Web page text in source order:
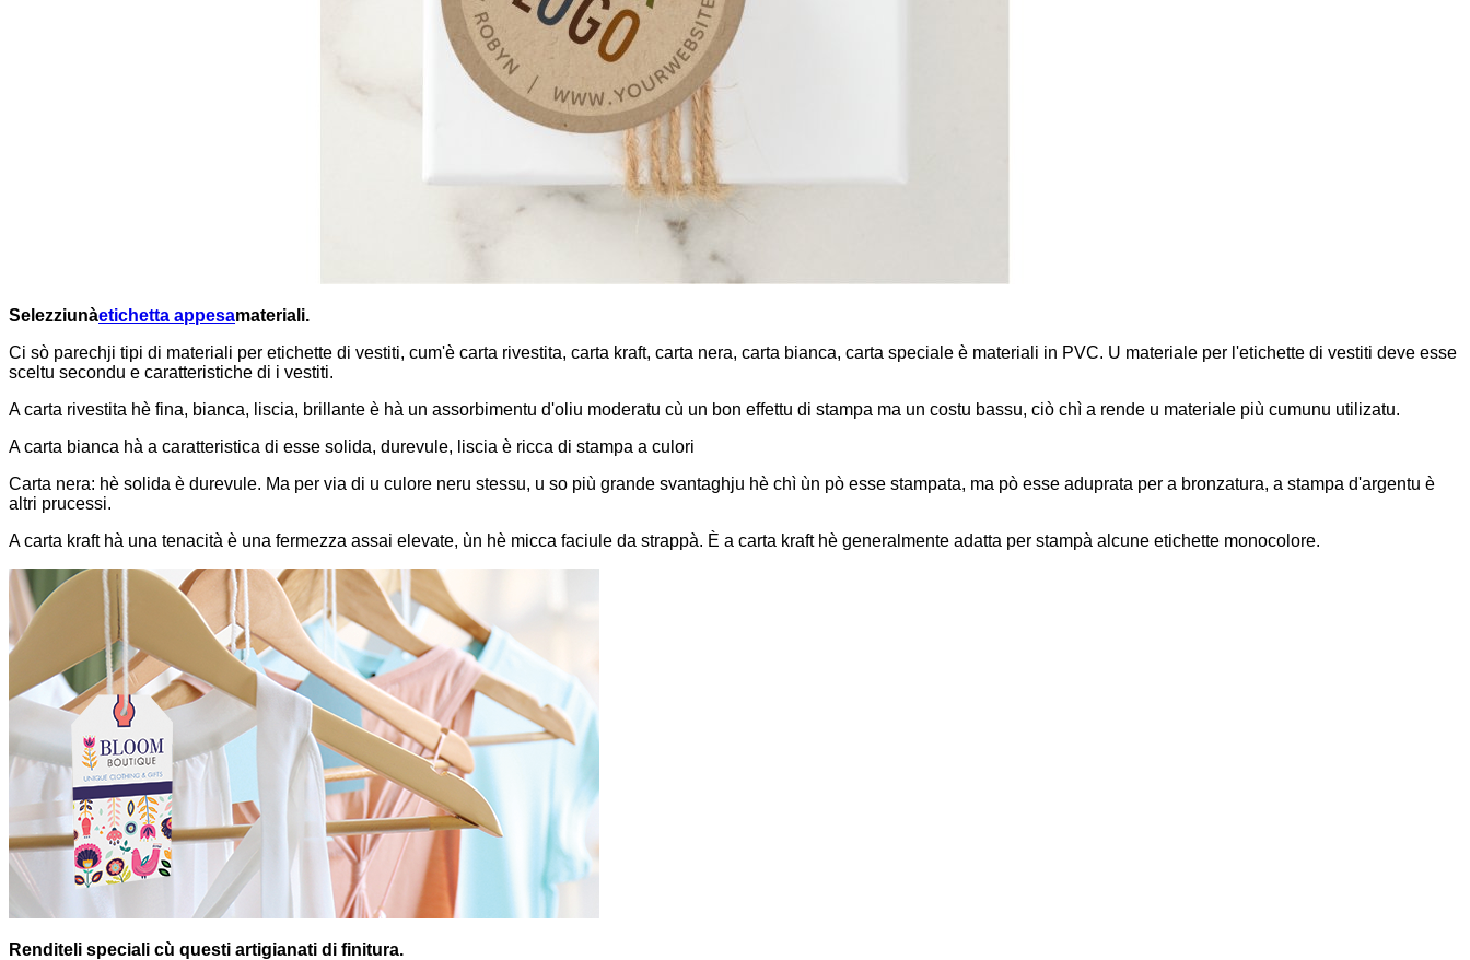
Selezziunàetichetta appesamateriali.
Ci sò parechji tipi di materiali per etichette di vestiti, cum'è carta rivestita, carta kraft, carta nera, carta bianca, carta speciale è materiali in PVC. U materiale per l'etichette di vestiti deve esse
sceltu secondu e caratteristiche di i vestiti.
A carta rivestita hè fina, bianca, liscia, brillante è hà un assorbimentu d'oliu moderatu cù un bon effettu di stampa ma un costu bassu, ciò chì a rende u materiale più cumunu utilizatu.
A carta bianca hà a caratteristica di esse solida, durevule, liscia è ricca di stampa a culori
Carta nera: hè solida è durevule. Ma per via di u culore neru stessu, u so più grande svantaghju hè chì ùn pò esse stampata, ma pò esse aduprata per a bronzatura, a stampa d'argentu è
altri prucessi.
A carta kraft hà una tenacità è una fermezza assai elevate, ùn hè micca faciule da strappà. È a carta kraft hè generalmente adatta per stampà alcune etichette monocolore.
Renditeli speciali cù questi artigianati di finitura.